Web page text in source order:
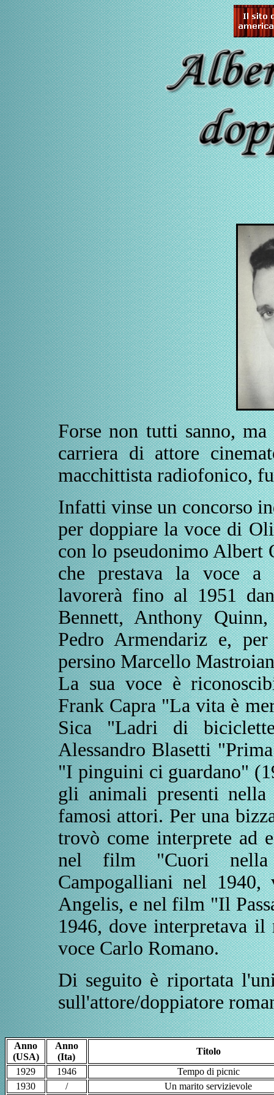
Forse non tutti sanno,
carriera di attore
macchittista radiofonico,
Infatti vinse un concorso
per doppiare la voce di
con lo pseudonimo Albert
che prestava la voce a
lavorerà fino al 1951
Bennett, Anthony
Pedro Armendariz e,
persino Marcello
La sua voce è
Frank Capra "La vita è
Sica "Ladri di
Alessandro Blasetti
"I pinguini ci guardano"
gli animali presenti
famosi attori. Per una
trovò come interprete ad
nel film "Cuori nella
Campogalliani nel 1940,
Angelis, e nel film "Il
1946, dove interpretava
voce Carlo Romano.
Di seguito è riportata
sull'attore/doppiatore
Anno
(USA)
Anno
(Ita)
Titolo
1929
1946
Tempo di picnic
1930
/
Un marito servizievole